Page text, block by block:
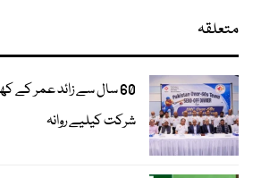
متعلقہ
60 سال سے زائد عمر کے
شرکت کیلیے روانہ